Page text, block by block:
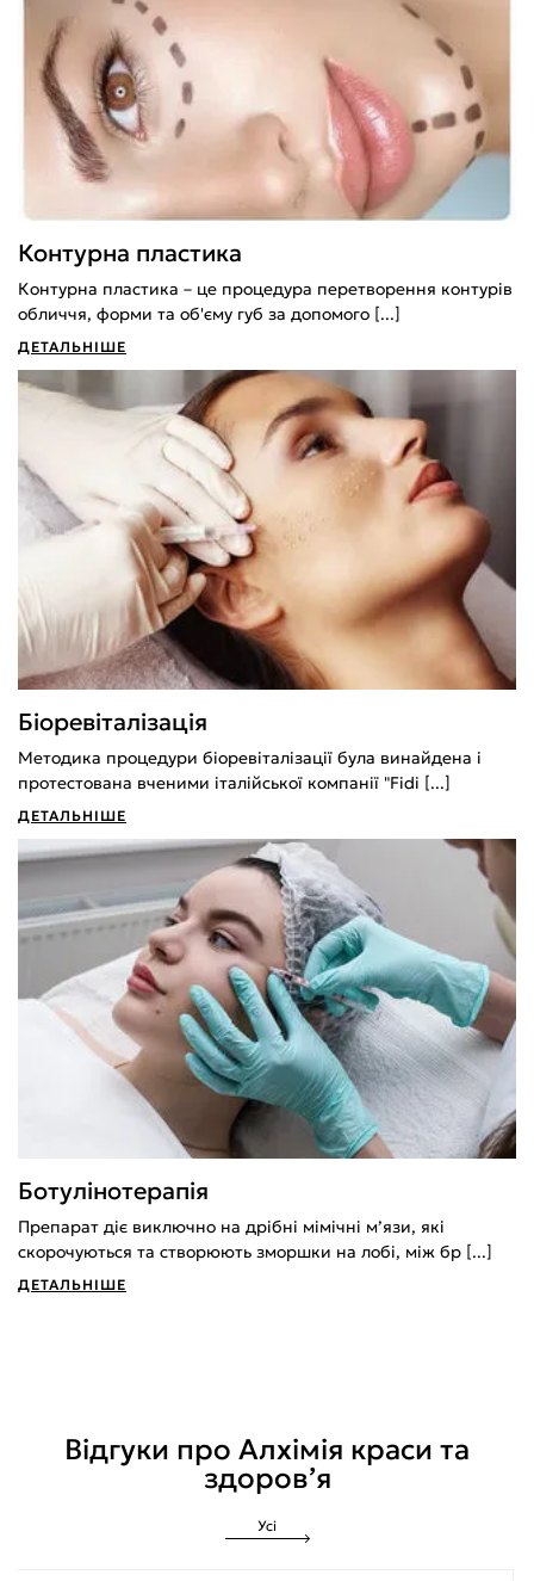
Контурна пластика
Контурна пластика – це процедура перетворення контурів
обличчя, форми та об'єму губ за допомого [...]
ДЕТАЛЬНІШЕ
Біоревіталізація
Методика процедури біоревіталізації була винайдена і
протестована вченими італійської компанії "Fidi [...]
ДЕТАЛЬНІШЕ
Ботулінотерапія
Препарат діє виключно на дрібні мімічні м’язи, які
скорочуються та створюють зморшки на лобі, між бр [...]
ДЕТАЛЬНІШЕ
Відгуки про Алхімія краси та
здоров’я
Усі